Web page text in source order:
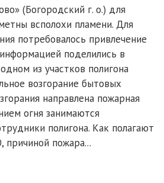
(Богородский г. о.) для
всполохи пламени. Для
потребовалось привлечение
поделились в
из участков полигона
возгорание бытовых
направлена пожарная
огня занимаются
полигона. Как полагают
пожара...